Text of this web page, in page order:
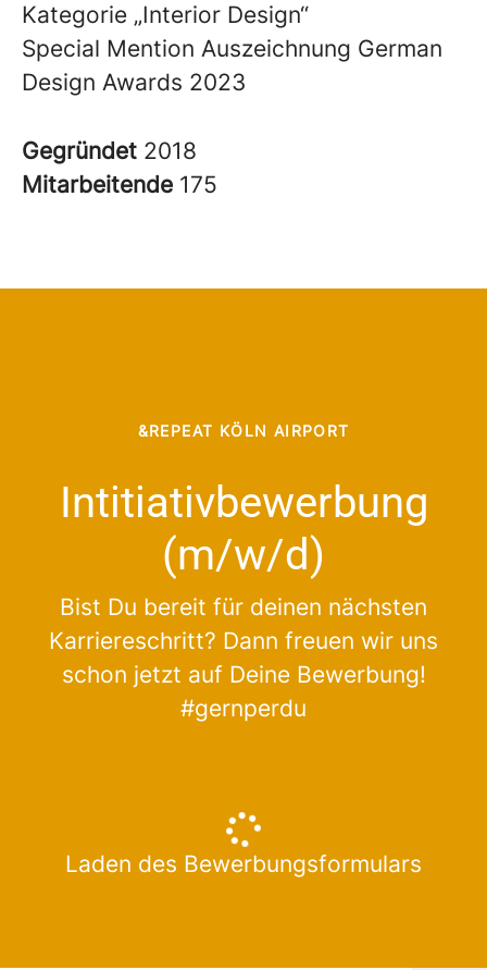
Kategorie „Interior Design“
Special Mention Auszeichnung German
Design Awards 2023
Gegründet 2018
Mitarbeitende 175
&REPEAT KÖLN AIRPORT
Intitiativbewerbung
(m/w/d)
Bist Du bereit für deinen nächsten
Karriereschritt? Dann freuen wir uns
schon jetzt auf Deine Bewerbung!
#gernperdu
Laden des Bewerbungsformulars